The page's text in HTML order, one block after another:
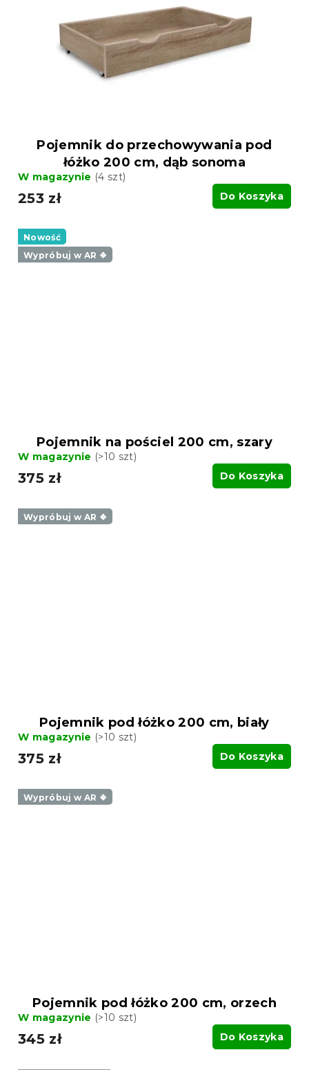
Pojemnik do przechowywania pod
łóżko 200 cm, dąb sonoma
W magazynie (4 szt)
253 zł Do Koszyka
Nowość
Wypróbuj w AR ❖
Pojemnik na pościel 200 cm, szary
W magazynie (>10 szt)
375 zł Do Koszyka
Wypróbuj w AR ❖
Pojemnik pod łóżko 200 cm, biały
W magazynie (>10 szt)
375 zł Do Koszyka
Wypróbuj w AR ❖
Pojemnik pod łóżko 200 cm, orzech
W magazynie (>10 szt)
345 zł Do Koszyka